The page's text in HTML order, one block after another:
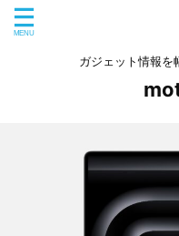
ガジェット情報を